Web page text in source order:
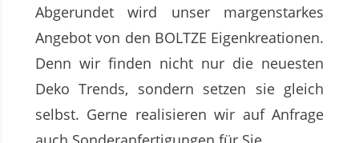
Abgerundet wird unser margenstarkes
Angebot von den BOLTZE Eigenkreationen.
Denn wir finden nicht nur die neuesten
Deko Trends, sondern setzen sie gleich
selbst. Gerne realisieren wir auf Anfrage